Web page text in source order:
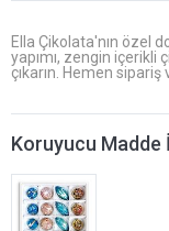
Ella Çikolata'nın özel
yapımı, zengin içerikli
çıkarın. Hemen sipariş
Koruyucu Madde